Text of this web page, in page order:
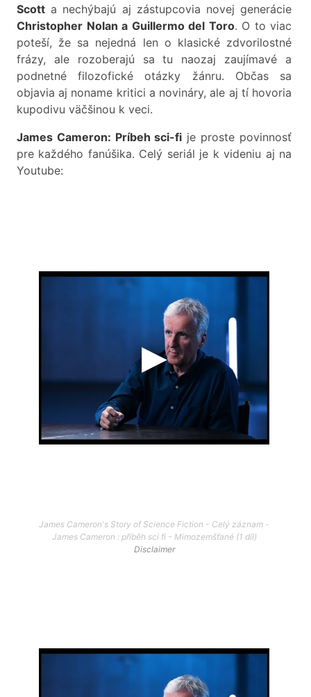
Scott a nechýbajú aj zástupcovia novej generácie
Christopher Nolan a Guillermo del Toro. O to viac
poteší, že sa nejedná len o klasické zdvorilostné
frázy, ale rozoberajú sa tu naozaj zaujímavé a
podnetné filozofické otázky žánru. Občas sa
objavia aj noname kritici a novináry, ale aj tí hovoria
kupodivu väčšinou k veci.
James Cameron: Príbeh sci-fi je proste povinnosť
pre každého fanúšika. Celý seriál je k videniu aj na
Youtube:
James Cameron's Story of Science Fiction - Celý záznam -
James Cameron : příběh sci fi - Mimozemšťané (1 díl)
Disclaimer